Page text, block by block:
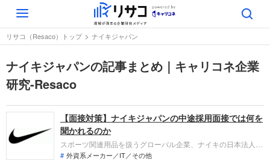
Toggle
navigation
リサコ（Resaco）トップ ナイキジャパン
ナイキジャパンの記事まとめ｜キャリコネ企業
研究-Resaco
【面接対策】ナイキジャパンの中途採用面接では何を
聞かれるのか
スポーツ関連用品を扱うグローバル企業、ナイキの日本法人で
あるナイキジャパンへの転職。中途採用面接では、これまでの
外資系メーカー／IT／その他